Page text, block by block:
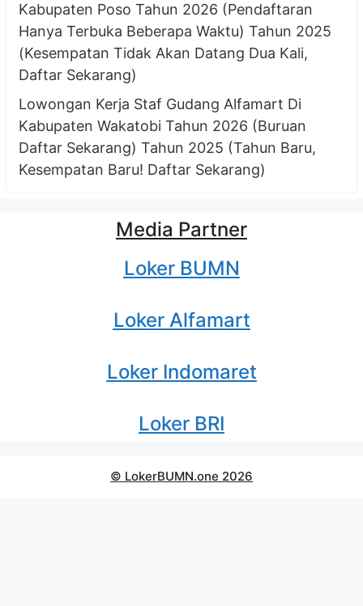
Kabupaten Poso Tahun 2026 (Pendaftaran
Hanya Terbuka Beberapa Waktu) Tahun 2025
(Kesempatan Tidak Akan Datang Dua Kali,
Daftar Sekarang)
Lowongan Kerja Staf Gudang Alfamart Di
Kabupaten Wakatobi Tahun 2026 (Buruan
Daftar Sekarang) Tahun 2025 (Tahun Baru,
Kesempatan Baru! Daftar Sekarang)
Media Partner
Loker BUMN
Loker Alfamart
Loker Indomaret
Loker BRI
© LokerBUMN.one 2026